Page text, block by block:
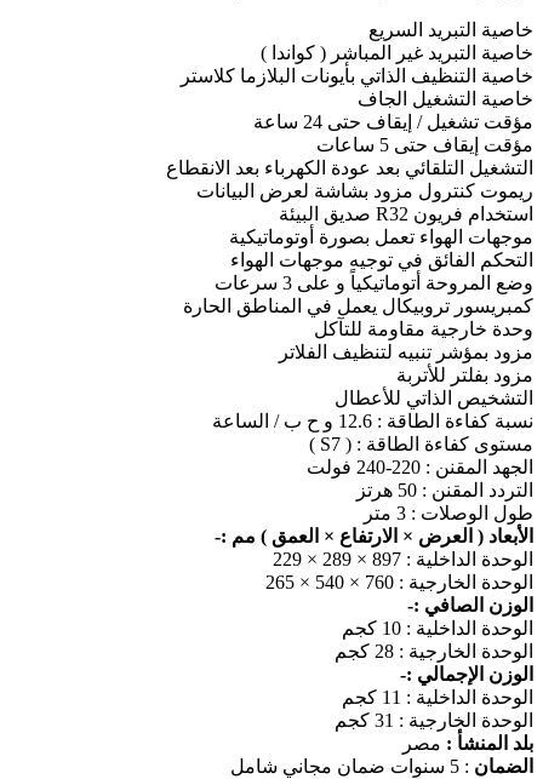
خاصية التبريد السريع
خاصية التبريد غير المباشر ( كواندا )
خاصية التنظيف الذاتي بأيونات البلازما كلاستر
خاصية التشغيل الجاف
مؤقت تشغيل / إيقاف حتى 24 ساعة
مؤقت إيقاف حتى 5 ساعات
التشغيل التلقائي بعد عودة الكهرباء بعد الانقطاع
ريموت كنترول مزود بشاشة لعرض البيانات
استخدام فريون R32 صديق البيئة
موجهات الهواء تعمل بصورة أوتوماتيكية
التحكم الفائق في توجيه موجهات الهواء
وضع المروحة أتوماتيكياً و على 3 سرعات
كمبريسور تروبيكال يعمل في المناطق الحارة
وحدة خارجية مقاومة للتآكل
مزود بمؤشر تنبيه لتنظيف الفلاتر
مزود بفلتر للأتربة
التشخيص الذاتي للأعطال
نسبة كفاءة الطاقة : 12.6 و ح ب / الساعة
مستوى كفاءة الطاقة : ( S7 )
الجهد المقنن : 220-240 فولت
التردد المقنن : 50 هرتز
طول الوصلات : 3 متر
الأبعاد ( العرض × الارتفاع × العمق ) مم :-
الوحدة الداخلية : 897 × 289 × 229
الوحدة الخارجية : 760 × 540 × 265
الوزن الصافي :-
الوحدة الداخلية : 10 كجم
الوحدة الخارجية : 28 كجم
الوزن الإجمالي :-
الوحدة الداخلية : 11 كجم
الوحدة الخارجية : 31 كجم
بلد المنشأ : مصر
الضمان : 5 سنوات ضمان مجاني شامل